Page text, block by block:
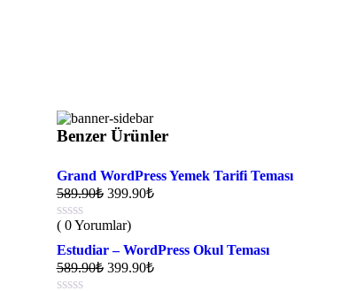
Benzer Ürünler
Grand WordPress Yemek Tarifi Teması
589.90₺ 399.90₺
( 0 Yorumlar)
Estudiar – WordPress Okul Teması
589.90₺ 399.90₺